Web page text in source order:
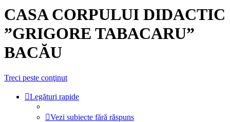
CASA CORPULUI DIDACTIC
”GRIGORE TABACARU”
BACĂU
Treci peste conţinut
Legături rapide
Vezi subiecte fără răspuns